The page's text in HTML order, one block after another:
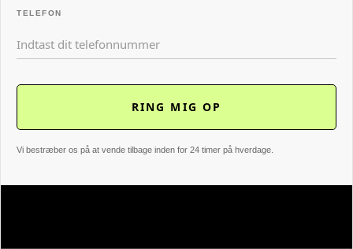
TELEFON
Vi bestræber os på at vende tilbage inden for 24 timer på hverdage.